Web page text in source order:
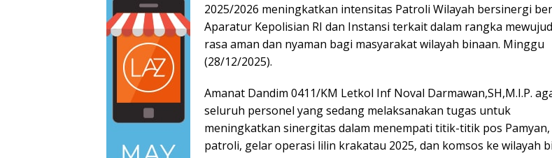
2025/2026 meningkatkan intensitas Patroli Wilayah bersinergi
Aparatur Kepolisian RI dan Instansi terkait dalam rangka
rasa aman dan nyaman bagi masyarakat wilayah binaan. Minggu
(28/12/2025).
Amanat Dandim 0411/KM Letkol Inf Noval Darmawan,SH,M.I.P.
seluruh personel yang sedang melaksanakan tugas untuk
meningkatkan sinergitas dalam menempati titik-titik pos Pamyan,
patroli, gelar operasi lilin krakatau 2025, dan komsos ke wilayah